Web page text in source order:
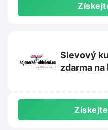
Slevový
zdarma